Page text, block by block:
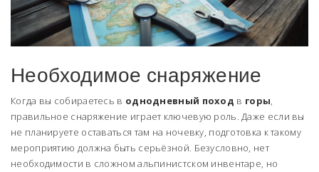
Необходимое снаряжение
Когда вы собираетесь в однодневный поход в горы,
правильное снаряжение играет ключевую роль. Даже если вы
не планируете оставаться там на ночевку, подготовка к такому
мероприятию должна быть серьёзной. Безусловно, нет
необходимости в сложном альпинистском инвентаре, но